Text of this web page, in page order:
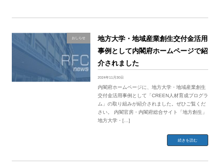
おしらせ
地方大学・地域産業創生交付金活用
事例として内閣府ホームページで紹
介されました
2024年11月30日
内閣府ホームページに、地方大学・地域産業創生
交付金活用事例として「CREEN人材育成プログラ
ム」の取り組みが紹介されました。ぜひご覧くだ
さい。 内閣官房・内閣府総合サイト「地方創生」
地方大学・[…]
続きを読む